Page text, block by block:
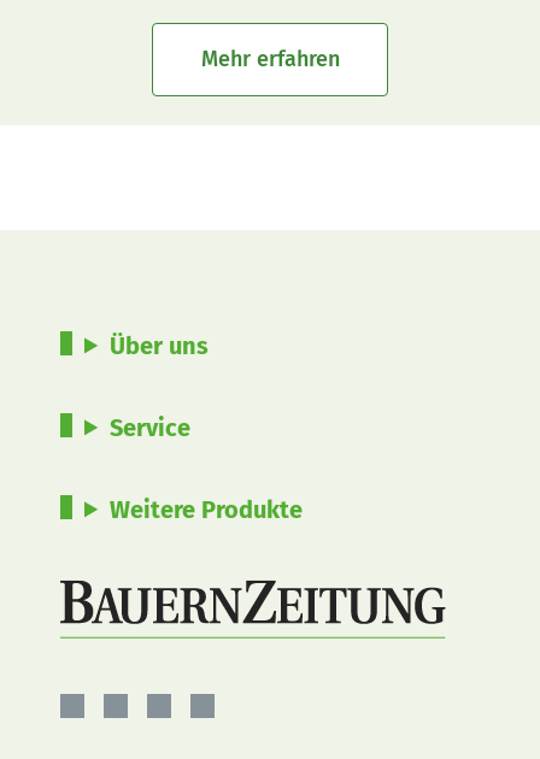
Mehr erfahren
Über uns
Service
Weitere Produkte